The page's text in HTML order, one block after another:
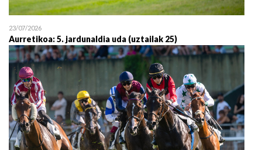
23/07/2026
Aurretikoa: 5. jardunaldia uda (uztailak 25)